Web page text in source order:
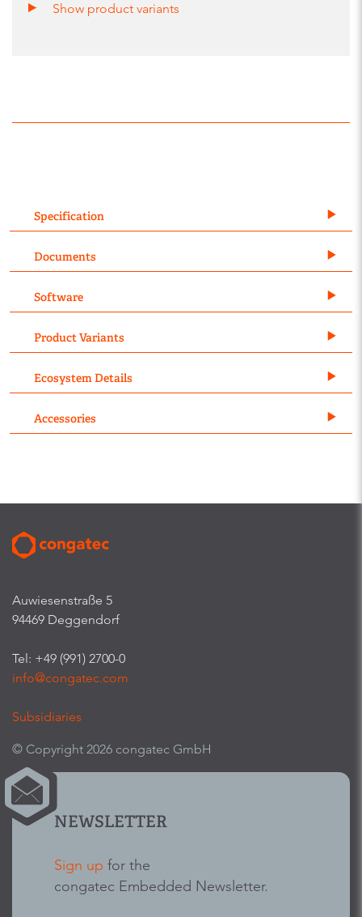
Show product variants
Specification
Documents
Software
Product Variants
Ecosystem Details
Accessories
Auwiesenstraße 5
94469 Deggendorf
Tel: +49 (991) 2700-0
info@congatec.com
Subsidiaries
© Copyright 2026 congatec GmbH
NEWSLETTER
Sign up for the
congatec Embedded Newsletter.